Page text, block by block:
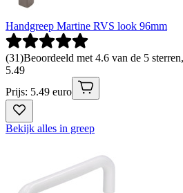
Handgreep Martine RVS look 96mm
(31)Beoordeeld met 4.6 van de 5
5.49
Prijs: 5.49 euro
Bekijk alles in greep